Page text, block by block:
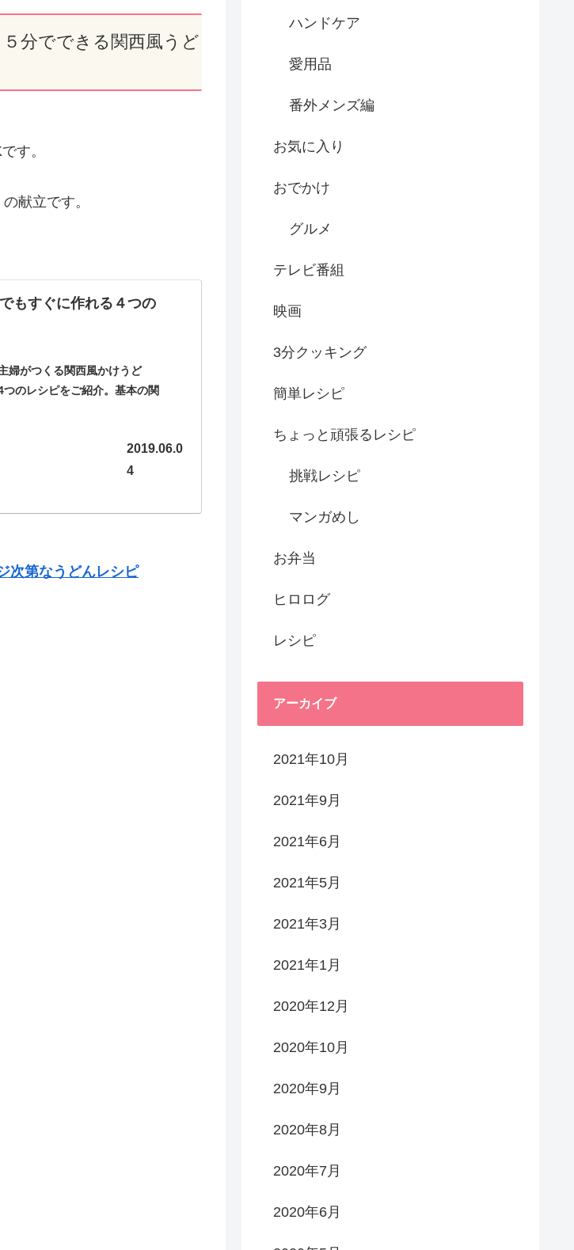
分でできる関西風うど
す。
献立です。
もすぐに作れる４つの
婦がつくる関西風かけうど
のレシピをご紹介。基本の関
2019.06.0
4
次第なうどんレシピ
ハンドケア
愛用品
番外メンズ編
お気に入り
おでかけ
グルメ
テレビ番組
映画
3分クッキング
簡単レシピ
ちょっと頑張るレシピ
挑戦レシピ
マンガめし
お弁当
ヒロログ
レシピ
アーカイブ
2021年10月
2021年9月
2021年6月
2021年5月
2021年3月
2021年1月
2020年12月
2020年10月
2020年9月
2020年8月
2020年7月
2020年6月